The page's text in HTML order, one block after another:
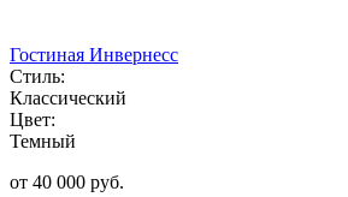
Гостиная Инвернесс
Стиль:
Классический
Цвет:
Темный
от 40 000 руб.